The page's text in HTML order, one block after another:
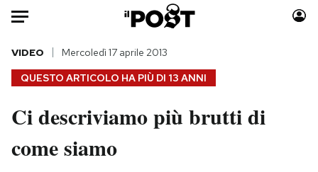
Auto
HOME
Italia
Politica
Moda
QUESTO ARTICOLO HA PIÙ DI 13 ANNI
VIDEO Mercoledì 17 aprile 2013
Ci descriviamo più brutti di
come siamo